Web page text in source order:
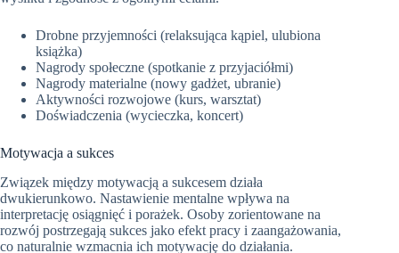
Drobne przyjemności (relaksująca kąpiel, ulubiona
książka)
Nagrody społeczne (spotkanie z przyjaciółmi)
Nagrody materialne (nowy gadżet, ubranie)
Aktywności rozwojowe (kurs, warsztat)
Doświadczenia (wycieczka, koncert)
Motywacja a sukces
Związek między motywacją a sukcesem działa
dwukierunkowo. Nastawienie mentalne wpływa na
interpretację osiągnięć i porażek. Osoby zorientowane na
rozwój postrzegają sukces jako efekt pracy i zaangażowania,
co naturalnie wzmacnia ich motywację do działania.